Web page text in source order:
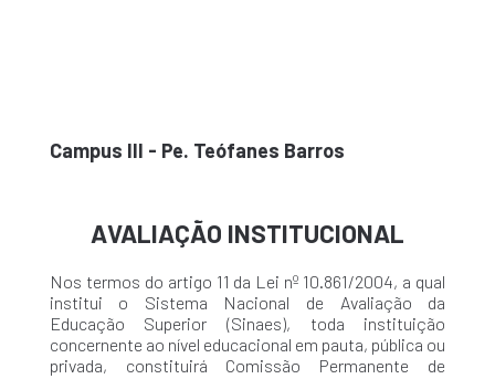
Campus III - Pe. Teófanes Barros
AVALIAÇÃO INSTITUCIONAL
Nos termos do artigo 11 da Lei nº 10.861/2004, a qual
institui o Sistema Nacional de Avaliação da
Educação Superior (Sinaes), toda instituição
concernente ao nível educacional em pauta, pública ou
privada, constituirá Comissão Permanente de